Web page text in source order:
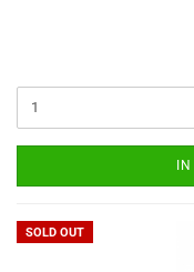
IN
SOLD OUT